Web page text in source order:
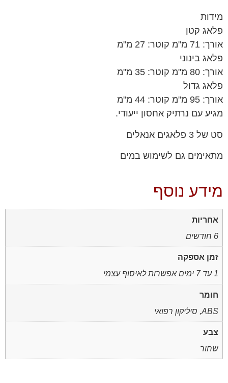
מידות
פלאג קטן
אורך: 71 מ"מ קוטר: 27 מ"מ
פלאג בינוני
אורך: 80 מ"מ קוטר: 35 מ"מ
פלאג גדול
אורך: 95 מ"מ קוטר: 44 מ"מ
מגיע עם נרתיק אחסון ייעודי.
סט של 3 פלאגים אנאלים
מתאימים גם לשימוש במים
מידע נוסף
אחריות
6 חודשים
זמן אספקה
1 עד 7 ימים אפשרות לאיסוף עצמי
חומר
ABS, סיליקון רפואי
צבע
שחור